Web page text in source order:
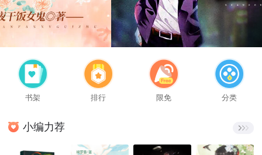
书架 排行 限免 分类
小编力荐